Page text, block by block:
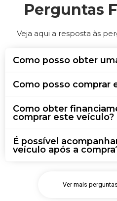
Perguntas
Veja aqui a resposta às
Como posso obter
Como posso comprar
Como obter
comprar este veículo?
É possível
veículo após a
Ver mais